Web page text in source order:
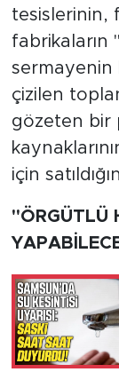
tesislerinin,
fabrikaların
sermayenin
çizilen
gözeten bir
için
"ÖRGÜTLÜ